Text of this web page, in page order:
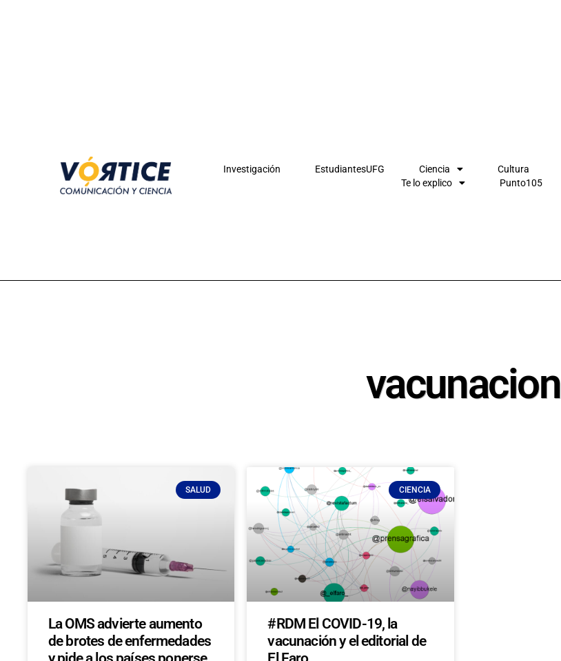
Investigación EstudiantesUFG Ciencia Cultura
Te lo explico
Punto105
vacunacion
SALUD
La OMS advierte aumento
de brotes de enfermedades
CIENCIA
#RDM El COVID-19, la
vacunación y el editorial de